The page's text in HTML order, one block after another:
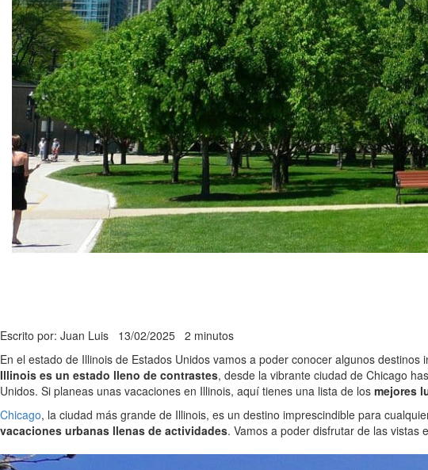
Escrito por: Juan Luis 13/02/2025 2 minutos
En el estado de Illinois de Estados Unidos vamos a poder conocer algunos destinos
Illinois es un estado lleno de contrastes, desde la vibrante ciudad de Chicago
Unidos. Si planeas unas vacaciones en Illinois, aquí tienes una lista de los mejores
Chicago, la ciudad más grande de Illinois, es un destino imprescindible para
vacaciones urbanas llenas de actividades. Vamos a poder disfrutar de las vistas